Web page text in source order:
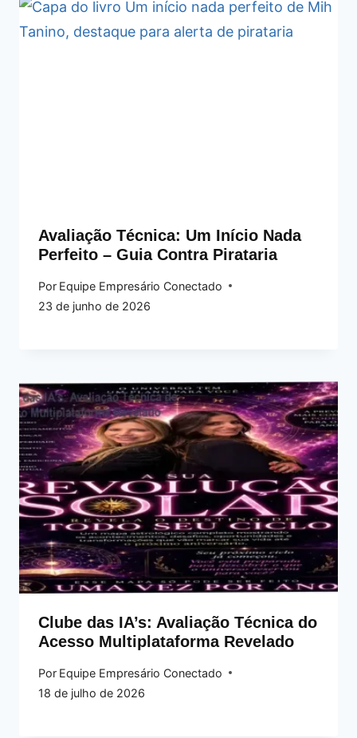
Avaliação Técnica: Um Início Nada
Perfeito – Guia Contra Pirataria
Por Equipe Empresário Conectado
23 de junho de 2026
Clube das IA’s: Avaliação Técnica do
Acesso Multiplataforma Revelado
Por Equipe Empresário Conectado
18 de julho de 2026